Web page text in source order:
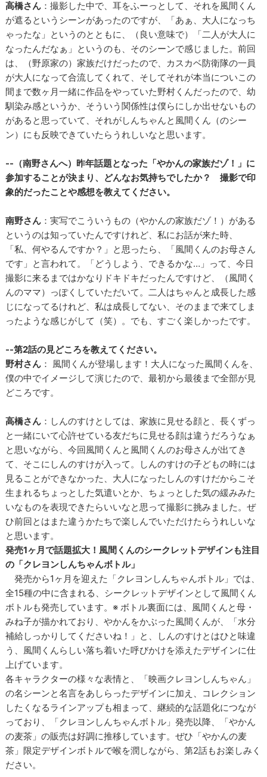
高橋さん ：撮影した中で、耳をふーっとして、それを風間くん
が遮るというシーンがあったのですが、「あぁ、大人になっち
ゃったな」というのとともに、（良い意味で）「二人が大人に
なったんだなぁ」というのも、そのシーンで感じました。前回
は、（野原家の）家族だけだったので、カスカベ防衛隊の一員
が大人になって合流してくれて、そしてそれが本当についこの
間まで数ヶ月一緒に作品をやっていた野村くんだったので、幼
馴染み感というか、そういう関係性は僕らにしか出せないもの
があると思っていて、それがしんちゃんと風間くん（のシー
ン）にも反映できていたらうれしいなと思います。
--（南野さんへ）昨年話題となった「やかんの家族だゾ！」に
参加することが決まり、どんなお気持ちでしたか？ 撮影で印
象的だったことや感想を教えてください。
南野さん ：実写でこういうもの（やかんの家族だゾ！）がある
というのは知っていたんですけれど、私にお話が来た時、
「私、何やるんですか？」と思ったら、「風間くんのお母さん
です」と言われて。「どうしよう、できるかな…」って、今日
撮影に来るまではかなりドキドキだったんですけど、（風間く
んのママ）っぽくしていただいて。二人はちゃんと成長した感
じになってるけれど、私は成長してない、そのままで来てしま
ったような感じがして（笑）。でも、すごく楽しかったです。
--第2話の見どころを教えてください。
野村さん ： 風間くんが登場します！大人になった風間くんを、
僕の中でイメージして演じたので、最初から最後まで全部が見
どころです。
高橋さん ：しんのすけとしては、家族に見せる顔と、長くずっ
と一緒にいて心許せている友だちに見せる顔は違うだろうなぁ
と思いながら、今回風間くんと風間くんのお母さんが出てき
て、そこにしんのすけが入って。しんのすけの子どもの時には
見ることができなかった、大人になったしんのすけだからこそ
生まれるちょっとした気遣いとか、ちょっとした気の緩みみた
いなものを表現できたらいいなと思って撮影に挑みました。ぜ
ひ前回とはまた違うかたちで楽しんでいただけたらうれしいな
と思います。
発売1ヶ月で話題拡大！風間くんのシークレットデザインも注目
の「クレヨンしんちゃんボトル」
発売から1ヶ月を迎えた「クレヨンしんちゃんボトル」では、
全15種の中に含まれる、シークレットデザインとして風間くん
ボトルも発売しています。※ ボトル裏面には、風間くんと母・
みね子が描かれており、やかんをかぶった風間くんが、「水分
補給しっかりしてくださいね！」と、しんのすけとはひと味違
う、風間くんらしい落ち着いた呼びかけを添えたデザインに仕
上げています。
各キャラクターの様々な表情と、「映画クレヨンしんちゃん」
の名シーンと名言をあしらったデザインに加え、コレクション
したくなるラインアップも相まって、継続的な話題化につなが
っており、「クレヨンしんちゃんボトル」発売以降、「やかん
の麦茶」の販売は好調に推移しています。ぜひ「やかんの麦
茶」限定デザインボトルで喉を潤しながら、第2話もお楽しみく
ださい。